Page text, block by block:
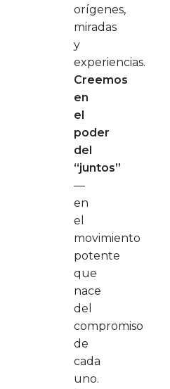
orígenes,
miradas
y
experiencias.
Creemos
en
el
poder
del
“juntos”
—
en
el
movimiento
potente
que
nace
del
compromiso
de
cada
uno.